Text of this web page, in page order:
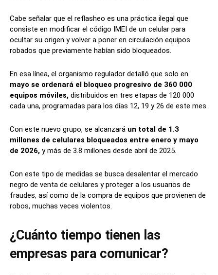
Cabe señalar que el reflasheo es una práctica ilegal que
consiste en modificar el código IMEI de un celular para
ocultar su origen y volver a poner en circulación equipos
robados que previamente habían sido bloqueados.
En esa línea, el organismo regulador detalló que solo en
mayo se ordenará el bloqueo progresivo de 360 000
equipos móviles, distribuidos en tres etapas de 120 000
cada una, programadas para los días 12, 19 y 26 de este mes.
Con este nuevo grupo, se alcanzará un total de 1.3
millones de celulares bloqueados entre enero y mayo
de 2026, y más de 3.8 millones desde abril de 2025.
Con este tipo de medidas se busca desalentar el mercado
negro de venta de celulares y proteger a los usuarios de
fraudes, así como de la compra de equipos que provienen de
robos, muchas veces violentos.
¿Cuánto tiempo tienen las
empresas para comunicar?